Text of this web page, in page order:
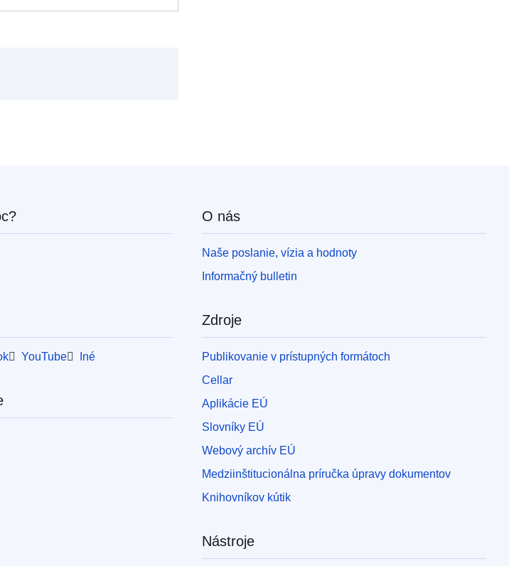
YouTube Iné
O nás
Naše poslanie, vízia a hodnoty
Informačný bulletin
Zdroje
Publikovanie v prístupných formátoch
Cellar
Aplikácie EÚ
Slovníky EÚ
Webový archív EÚ
Medziinštitucionálna príručka úpravy dokumentov
Knihovníkov kútik
Nástroje